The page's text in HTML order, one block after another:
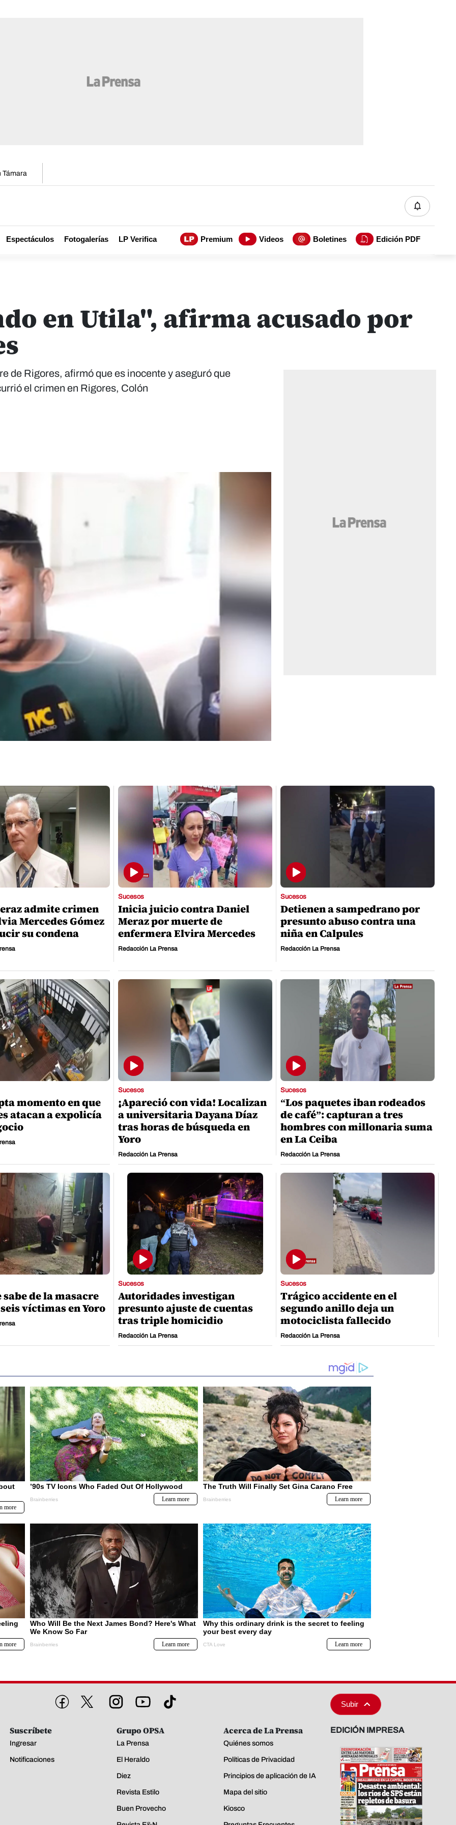
Támara
Espectáculos Fotogalerías LP Verifica Premium Videos Boletines Edición PDF
en Utila", afirma acusado por
de Rigores, afirmó que es inocente y aseguró que
el crimen en Rigores, Colón
admite crimen
Mercedes Gómez
su condena
Sucesos
Inicia juicio contra Daniel
Meraz por muerte de
enfermera Elvira Mercedes
Redacción La Prensa
Sucesos
Detienen a sampedrano por
presunto abuso contra una
niña en Calpules
Redacción La Prensa
momento en que
atacan a expolicía
Sucesos
¡Apareció con vida! Localizan
a universitaria Dayana Díaz
tras horas de búsqueda en
Yoro
Redacción La Prensa
Sucesos
“Los paquetes iban rodeados
de café”: capturan a tres
hombres con millonaria suma
en La Ceiba
Redacción La Prensa
sabe de la masacre
víctimas en Yoro
Sucesos
Autoridades investigan
presunto ajuste de cuentas
tras triple homicidio
Redacción La Prensa
Sucesos
Trágico accidente en el
segundo anillo deja un
motociclista fallecido
Redacción La Prensa
Subir
Suscríbete
Ingresar
Notificaciones
Grupo OPSA
La Prensa
El Heraldo
Diez
Revista Estilo
Buen Provecho
Acerca de La Prensa
Quiénes somos
Políticas de Privacidad
Principios de aplicación de IA
Mapa del sitio
Kiosco
EDICIÓN IMPRESA